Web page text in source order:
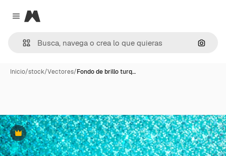
Close menu
Magnific
Inicio/stock/Vectores/Fondo de brillo turq…
Premium